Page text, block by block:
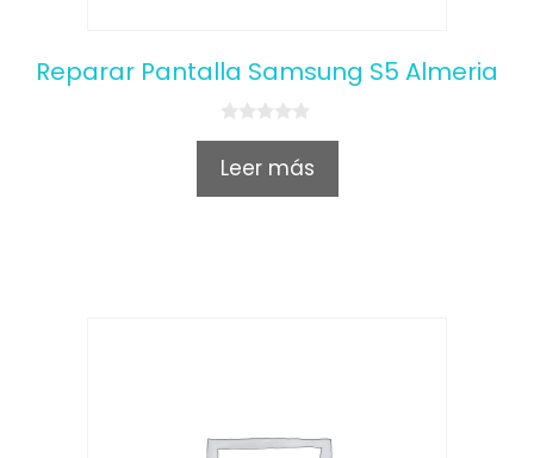
Reparar Pantalla Samsung S5 Almeria
0
u
Leer más